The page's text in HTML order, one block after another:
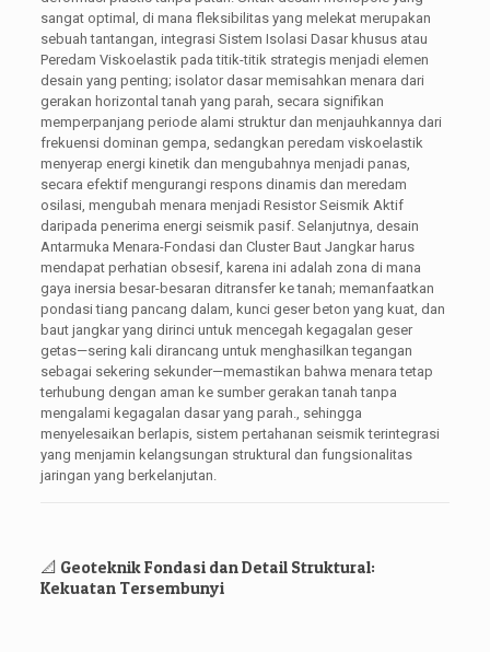
sangat optimal, di mana fleksibilitas yang melekat merupakan
sebuah tantangan, integrasi Sistem Isolasi Dasar khusus atau
Peredam Viskoelastik pada titik-titik strategis menjadi elemen
desain yang penting; isolator dasar memisahkan menara dari
gerakan horizontal tanah yang parah, secara signifikan
memperpanjang periode alami struktur dan menjauhkannya dari
frekuensi dominan gempa, sedangkan peredam viskoelastik
menyerap energi kinetik dan mengubahnya menjadi panas,
secara efektif mengurangi respons dinamis dan meredam
osilasi, mengubah menara menjadi Resistor Seismik Aktif
daripada penerima energi seismik pasif. Selanjutnya, desain
Antarmuka Menara-Fondasi dan Cluster Baut Jangkar harus
mendapat perhatian obsesif, karena ini adalah zona di mana
gaya inersia besar-besaran ditransfer ke tanah; memanfaatkan
pondasi tiang pancang dalam, kunci geser beton yang kuat, dan
baut jangkar yang dirinci untuk mencegah kegagalan geser
getas—sering kali dirancang untuk menghasilkan tegangan
sebagai sekering sekunder—memastikan bahwa menara tetap
terhubung dengan aman ke sumber gerakan tanah tanpa
mengalami kegagalan dasar yang parah., sehingga
menyelesaikan berlapis, sistem pertahanan seismik terintegrasi
yang menjamin kelangsungan struktural dan fungsionalitas
jaringan yang berkelanjutan.
📐 Geoteknik Fondasi dan Detail Struktural:
Kekuatan Tersembunyi